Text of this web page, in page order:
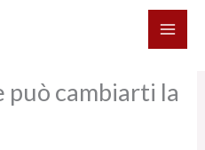
può cambiarti la